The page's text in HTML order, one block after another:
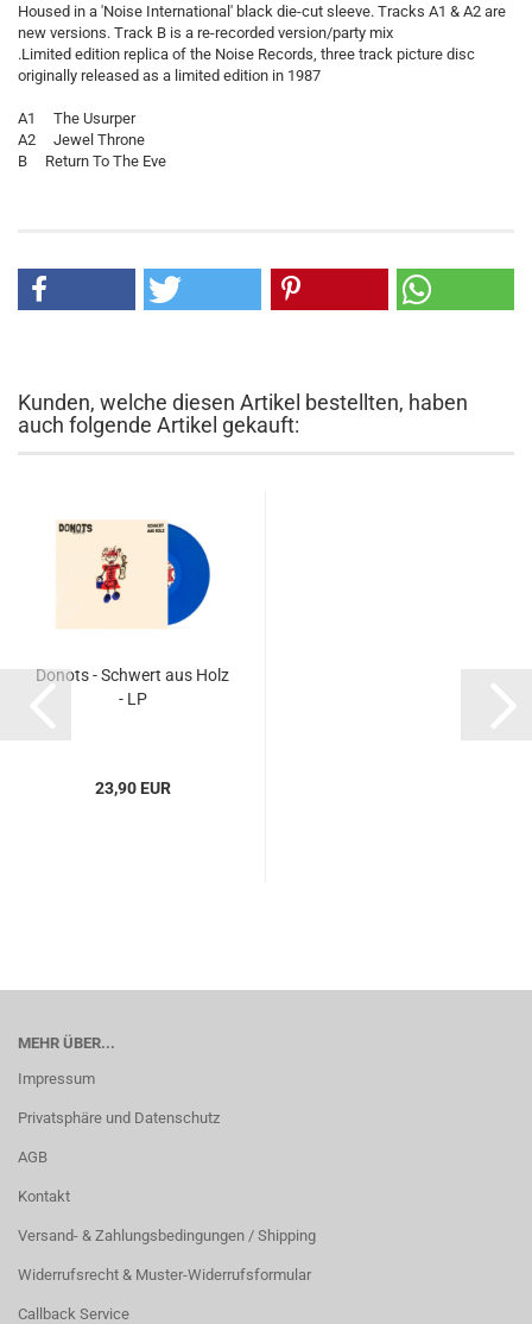
Housed in a 'Noise International' black die-cut sleeve. Tracks A1 & A2 are
new versions. Track B is a re-recorded version/party mix
.Limited edition replica of the Noise Records, three track picture disc
originally released as a limited edition in 1987
A1 The Usurper
A2 Jewel Throne
B Return To The Eve
Kunden, welche diesen Artikel bestellten, haben
auch folgende Artikel gekauft:
Donots - Schwert aus Holz
- LP
23,90 EUR
MEHR ÜBER...
Impressum
Privatsphäre und Datenschutz
AGB
Kontakt
Versand- & Zahlungsbedingungen / Shipping
Widerrufsrecht & Muster-Widerrufsformular
Callback Service